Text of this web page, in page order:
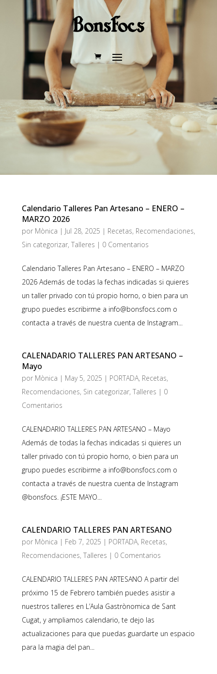
Calendario Talleres Pan Artesano – ENERO –
MARZO 2026
por Mònica | Jul 28, 2025 | Recetas, Recomendaciones,
Sin categorizar, Talleres | 0 Comentarios
Calendario Talleres Pan Artesano – ENERO – MARZO
2026 Además de todas la fechas indicadas si quieres
un taller privado con tú propio horno, o bien para un
grupo puedes escribirme a info@bonsfocs.com o
contacta a través de nuestra cuenta de Instagram...
CALENADARIO TALLERES PAN ARTESANO –
Mayo
por Mònica | May 5, 2025 | PORTADA, Recetas,
Recomendaciones, Sin categorizar, Talleres | 0
Comentarios
CALENADARIO TALLERES PAN ARTESANO – Mayo
Además de todas la fechas indicadas si quieres un
taller privado con tú propio horno, o bien para un
grupo puedes escribirme a info@bonsfocs.com o
contacta a través de nuestra cuenta de Instagram
@bonsfocs. ¡ESTE MAYO...
CALENDARIO TALLERES PAN ARTESANO
por Mònica | Feb 7, 2025 | PORTADA, Recetas,
Recomendaciones, Talleres | 0 Comentarios
CALENDARIO TALLERES PAN ARTESANO A partir del
próximo 15 de Febrero también puedes asistir a
nuestros talleres en L’Aula Gastrònomica de Sant
Cugat, y ampliamos calendario, te dejo las
actualizaciones para que puedas guardarte un espacio
para la magia del pan...